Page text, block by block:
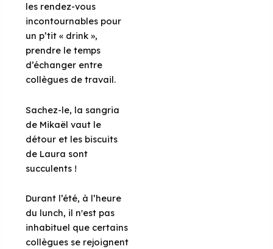
les rendez-vous
incontournables pour
un p’tit « drink »,
prendre le temps
d’échanger entre
collègues de travail.
Sachez-le, la sangria
de Mikaël vaut le
détour et les biscuits
de Laura sont
succulents !
Durant l’été, à l’heure
du lunch, il n'est pas
inhabituel que certains
collègues se rejoignent